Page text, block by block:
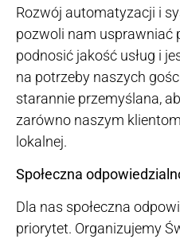
Rozwój automatyzacji i
pozwoli nam usprawniać
podnosić jakość usług i
na potrzeby naszych
starannie przemyślana,
zarówno naszym
lokalnej.
Społeczna
Dla nas społeczna
priorytet. Organizujemy